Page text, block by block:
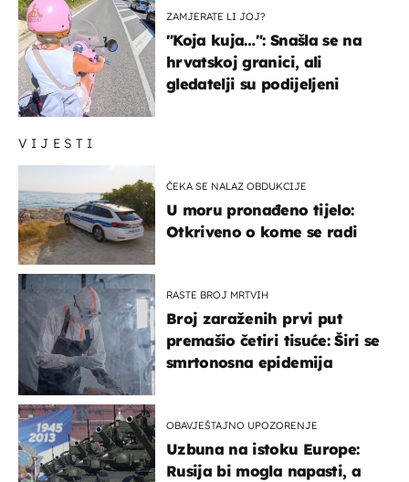
VIJESTI
ČEKA SE NALAZ OBDUKCIJE
U moru pronađeno tijelo:
Otkriveno o kome se radi
RASTE BROJ MRTVIH
Broj zaraženih prvi put
premašio četiri tisuće: Širi se
smrtonosna epidemija
OBAVJEŠTAJNO UPOZORENJE
Uzbuna na istoku Europe:
Rusija bi mogla napasti, a
ZAMJERATE LI JOJ?
"Koja kuja…": Snašla se na
hrvatskoj granici, ali
gledatelji su podijeljeni